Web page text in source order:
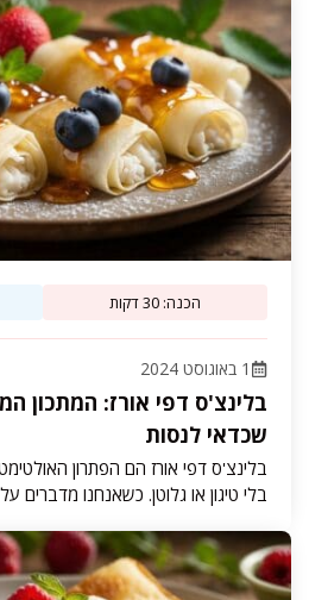
הכנה: 30 דקות
1 באוגוסט 2024
בלינצ'ס דפי אורז: המתכון
שכדאי לנסות
בלינצ'ס דפי אורז הם הפתרון
בלי טיגון או גלוטן. כשאנחנו מדברים